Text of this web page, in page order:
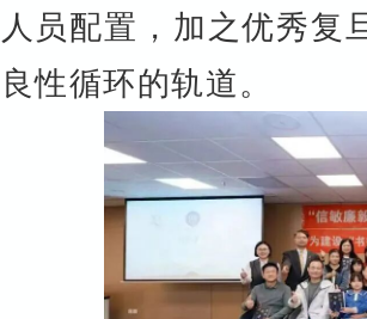
人员配置，加之优秀复
良性循环的轨道。